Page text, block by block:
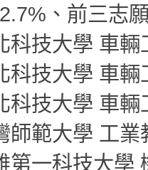
、前三志
科技大學 車輛
科技大學 車輛
科技大學 車
師範大學 工
第一科技大學